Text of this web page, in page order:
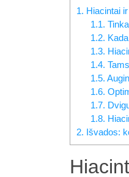
1. Hiacintai
1.1.
1.2.
1.3.
1.4.
1.5.
1.6.
1.7.
1.8.
2. Išvados: